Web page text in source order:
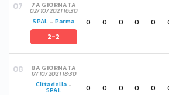
7A GIORNATA
02/10/2021 16:30
SPAL - Parma
2-2
0 0 0 0 0
8A GIORNATA
17/10/2021 18:30
Cittadella -
SPAL 0 0 0 0 0